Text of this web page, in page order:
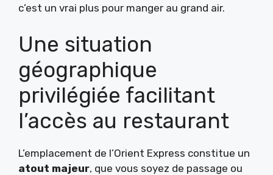
c’est un vrai plus pour manger au grand air.
Une situation
géographique
privilégiée facilitant
l’accès au restaurant
L’emplacement de l’Orient Express constitue un
atout majeur, que vous soyez de passage ou